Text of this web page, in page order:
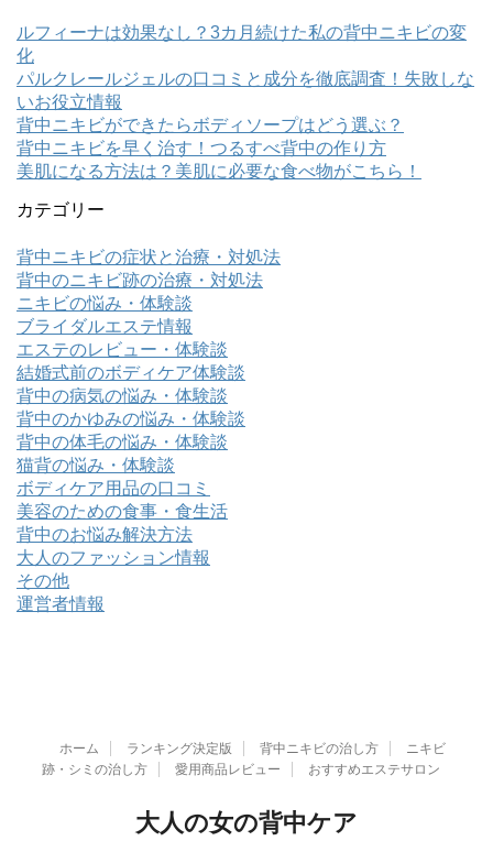
ルフィーナは効果なし？3カ月続けた私の背中ニキビの変
化
パルクレールジェルの口コミと成分を徹底調査！失敗しな
いお役立情報
背中ニキビができたらボディソープはどう選ぶ？
背中ニキビを早く治す！つるすべ背中の作り方
美肌になる方法は？美肌に必要な食べ物がこちら！
カテゴリー
背中ニキビの症状と治療・対処法
背中のニキビ跡の治療・対処法
ニキビの悩み・体験談
ブライダルエステ情報
エステのレビュー・体験談
結婚式前のボディケア体験談
背中の病気の悩み・体験談
背中のかゆみの悩み・体験談
背中の体毛の悩み・体験談
猫背の悩み・体験談
ボディケア用品の口コミ
美容のための食事・食生活
背中のお悩み解決方法
大人のファッション情報
その他
運営者情報
ホーム ランキング決定版 背中ニキビの治し方
ニキビ
跡・シミの治し方
愛用商品レビュー おすすめエステサロン
大人の女の背中ケア